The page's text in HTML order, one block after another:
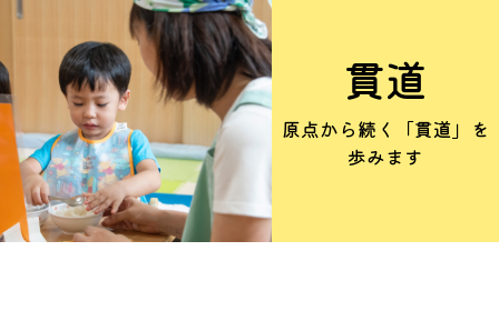
貫道
原点から続く「貫道」を
歩みます